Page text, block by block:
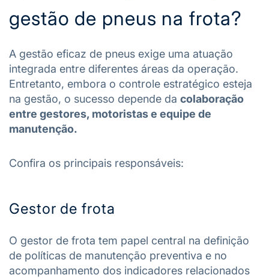
gestão de pneus na frota?
A gestão eficaz de pneus exige uma atuação
integrada entre diferentes áreas da operação.
Entretanto, embora o controle estratégico esteja
na gestão, o sucesso depende da colaboração
entre gestores, motoristas e equipe de
manutenção.
Confira os principais responsáveis:
Gestor de frota
O gestor de frota tem papel central na definição
de políticas de manutenção preventiva e no
acompanhamento dos indicadores relacionados